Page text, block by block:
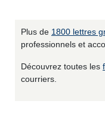
Plus de 1800 lettres
professionnels et
Découvrez toutes les
courriers.